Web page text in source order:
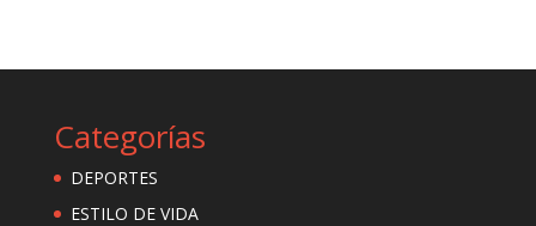
Categorías
DEPORTES
ESTILO DE VIDA